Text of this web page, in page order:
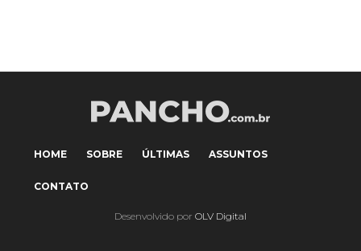
HOME SOBRE ÚLTIMAS ASSUNTOS
CONTATO
Desenvolvido por OLV Digital